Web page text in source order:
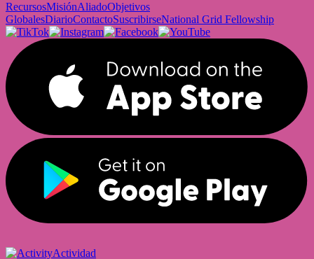
RecursosMisiónAliadoObjetivos
GlobalesDiarioContactoSuscribirseNational Grid Fellowship
Actividad